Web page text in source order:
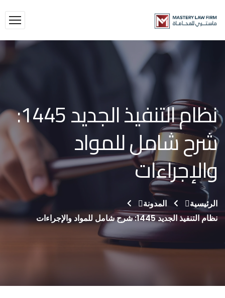
نظام التنفيذ الجديد 1445:
شرح شامل للمواد
والإجراءات
الرئيسية
المدونة
نظام التنفيذ الجديد 1445: شرح شامل للمواد والإجراءات